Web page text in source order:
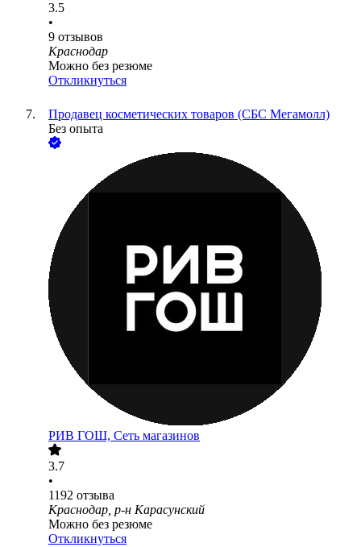
3.5
•
9 отзывов
Краснодар
Можно без резюме
Откликнуться
Продавец косметических товаров (СБС Мегамолл)
Без опыта
РИВ ГОШ, Сеть магазинов
3.7
•
1192 отзыва
Краснодар, р-н Карасунский
Можно без резюме
Откликнуться